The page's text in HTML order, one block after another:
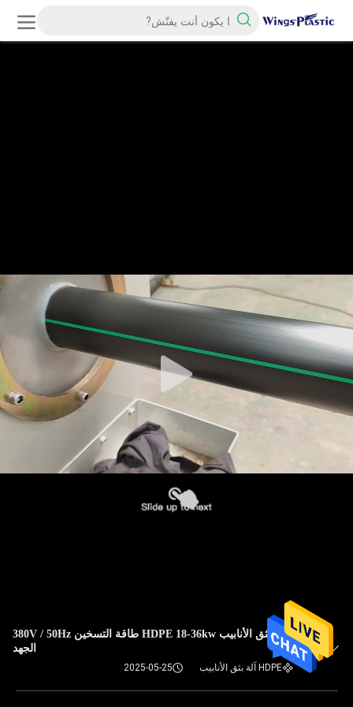
آلة بثق الأنابيب HDPE 18-36kw طاقة التسخين 380V / 50Hz
الجهد
HDPE آلة بثق الأنابيب 2025-05-25